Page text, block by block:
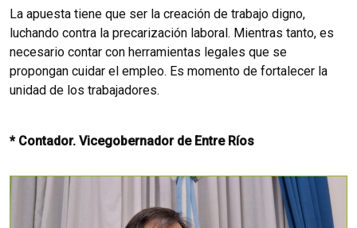
La apuesta tiene que ser la creación de trabajo digno,
luchando contra la precarización laboral. Mientras tanto, es
necesario contar con herramientas legales que se
propongan cuidar el empleo. Es momento de fortalecer la
unidad de los trabajadores.
* Contador. Vicegobernador de Entre Ríos